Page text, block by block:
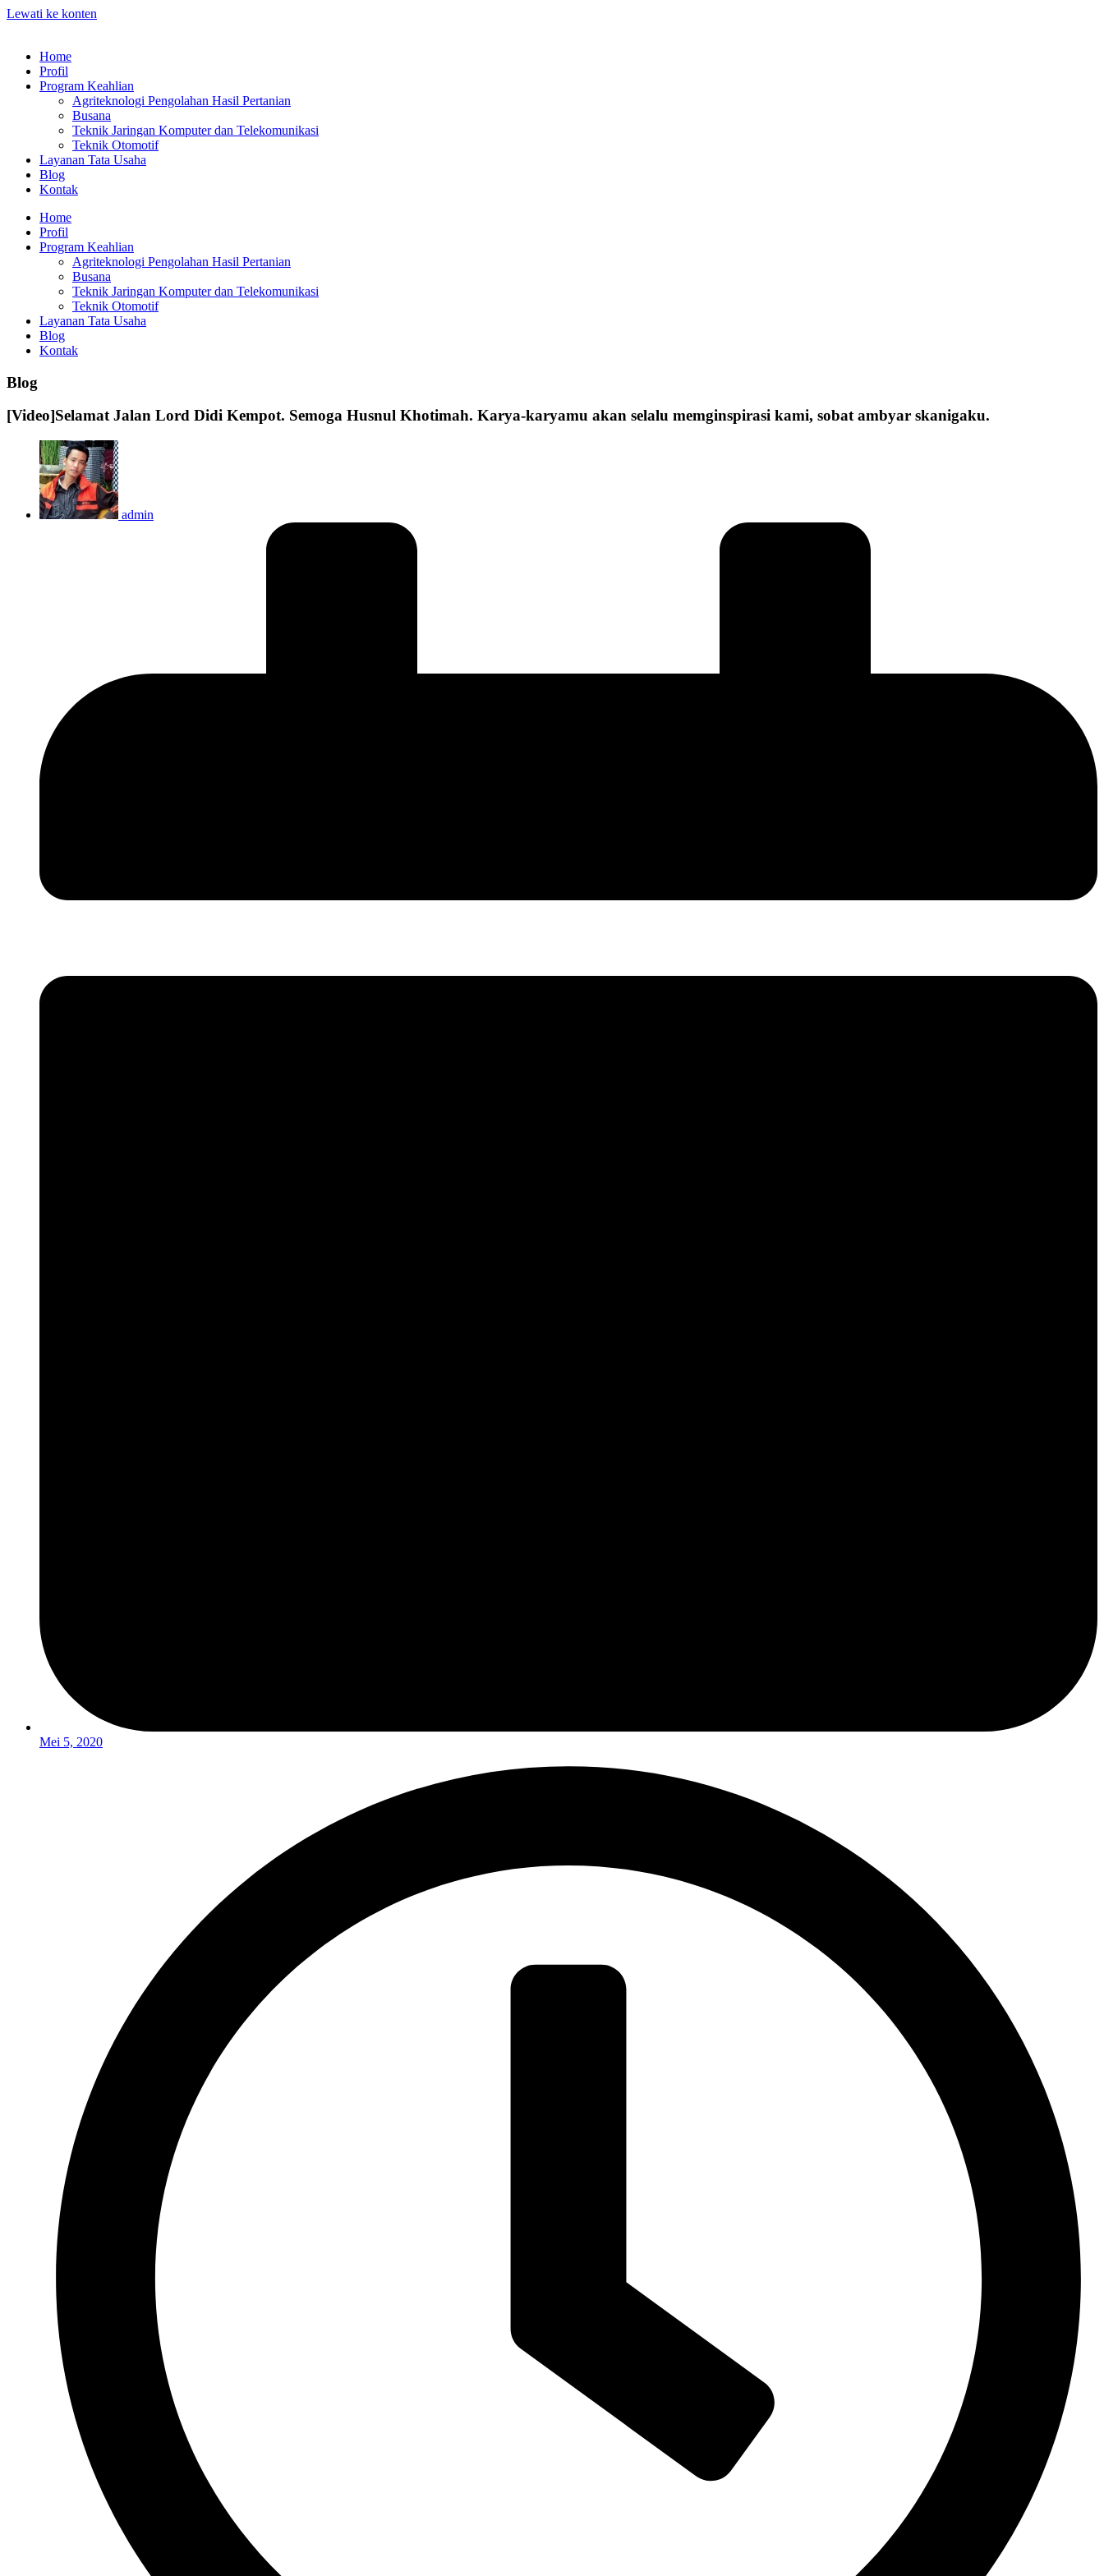
Lewati ke konten
Home
Profil
Program Keahlian
Agriteknologi Pengolahan Hasil Pertanian
Busana
Teknik Jaringan Komputer dan Telekomunikasi
Teknik Otomotif
Layanan Tata Usaha
Blog
Kontak
Home
Profil
Program Keahlian
Agriteknologi Pengolahan Hasil Pertanian
Busana
Teknik Jaringan Komputer dan Telekomunikasi
Teknik Otomotif
Layanan Tata Usaha
Blog
Kontak
Blog
[Video]Selamat Jalan Lord Didi Kempot. Semoga Husnul Khotimah. Karya-karyamu akan selalu memginspirasi kami, sobat ambyar skanigaku.
admin
Mei 5, 2020